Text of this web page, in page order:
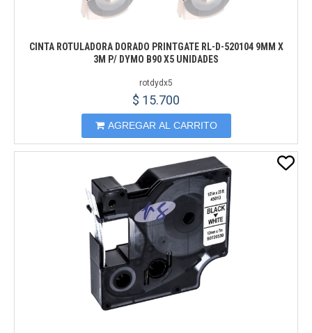
CINTA ROTULADORA DORADO PRINTGATE RL-D-520104 9MM X
3M P/ DYMO B90 X5 UNIDADES
rotdydx5
$ 15.700
AGREGAR AL CARRITO